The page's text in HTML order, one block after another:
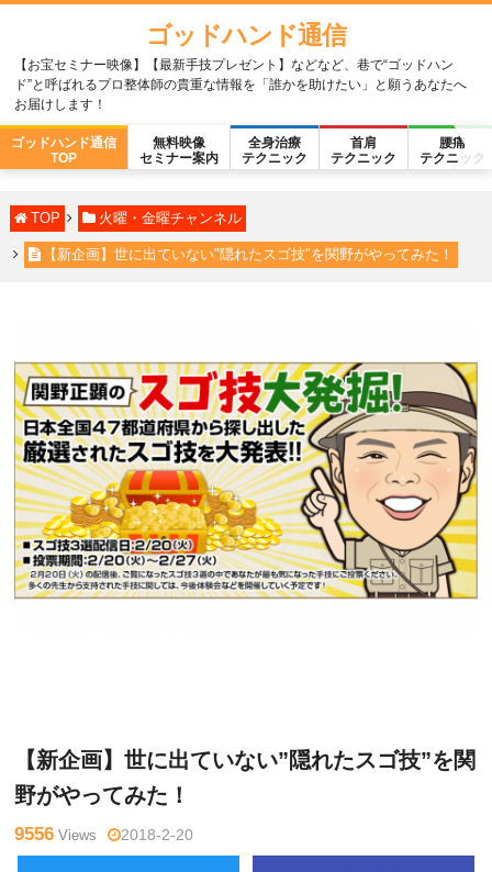
ゴッドハンド通信
【お宝セミナー映像】【最新手技プレゼント】などなど、巷で“ゴッドハン
ド”と呼ばれるプロ整体師の貴重な情報を「誰かを助けたい」と願うあなたへ
お届けします！
ゴッドハンド通信
TOP
無料映像
セミナー案内
全身治療
テクニック
首肩
テクニック
腰痛
テクニック
TOP 火曜・金曜チャンネル
【新企画】世に出ていない"隠れたスゴ技"を関野がやってみた！
【新企画】世に出ていない”隠れたスゴ技”を関
野がやってみた！
9556 Views 2018-2-20